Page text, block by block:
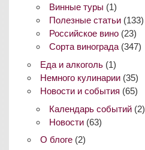
Винные туры (1)
Полезные статьи(133)
Российское вино(23)
Сорта винограда(347)
Еда и алкоголь(1)
Немного кулинарии(35)
Новости и события (65)
Календарь событий(2)
Новости(63)
О блоге(2)